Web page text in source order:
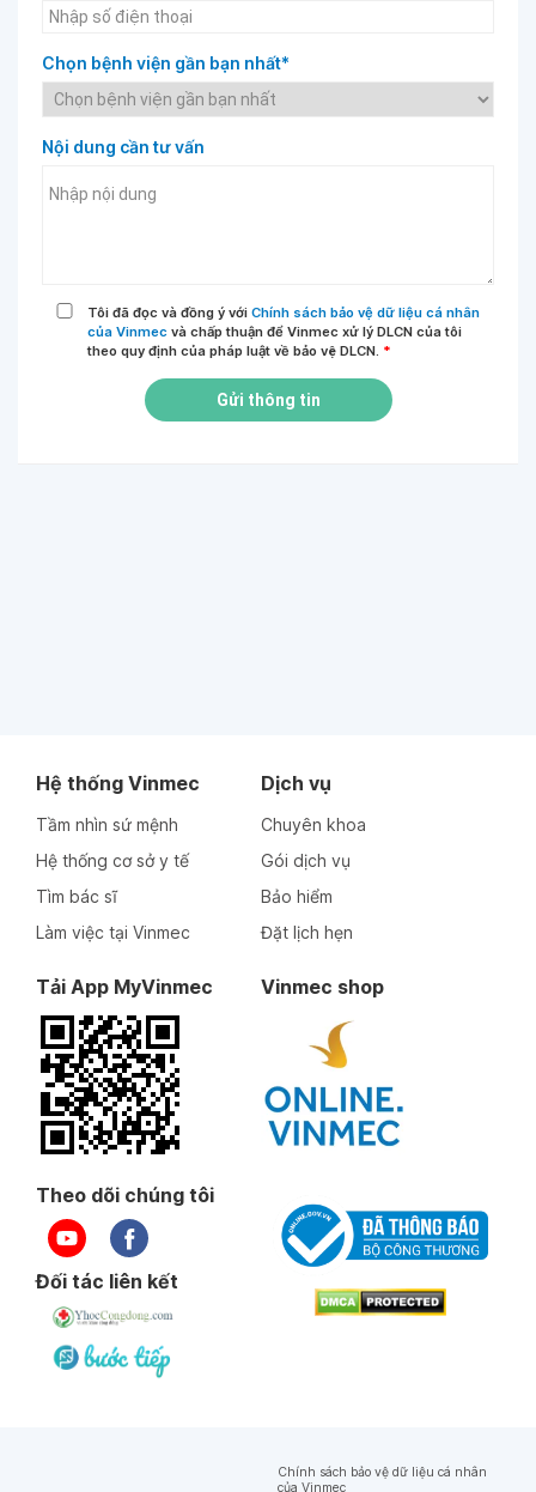
Chọn bệnh viện gần bạn nhất*
Nội dung cần tư vấn
Tôi đã đọc và đồng ý với Chính sách bảo vệ dữ liệu cá nhân
của Vinmec và chấp thuận để Vinmec xử lý DLCN của tôi
theo quy định của pháp luật về bảo vệ DLCN. *
Gửi thông tin
Hệ thống Vinmec
Tầm nhìn sứ mệnh
Hệ thống cơ sở y tế
Tìm bác sĩ
Làm việc tại Vinmec
Dịch vụ
Chuyên khoa
Gói dịch vụ
Bảo hiểm
Đặt lịch hẹn
Tải App MyVinmec Vinmec shop
Theo dõi chúng tôi
Đối tác liên kết
Chính sách bảo vệ dữ liệu cá nhân
của Vinmec